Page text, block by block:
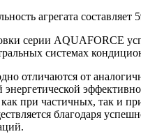
агрегата составляет
серии AQUAFORCE
системах
отличаются от
энергетической
как при частичных, так и
благодаря